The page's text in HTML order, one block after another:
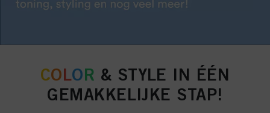
COLOR & STYLE IN ÉÉN
GEMAKKELIJKE STAP!